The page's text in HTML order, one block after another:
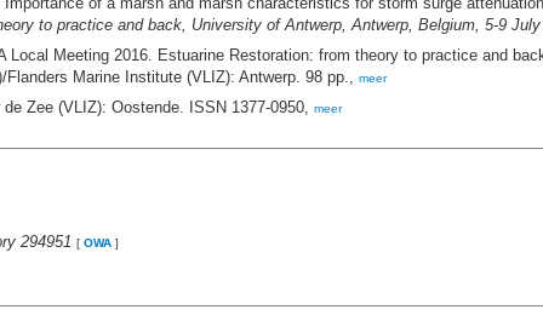
to practice and back, University of Antwerp, Antwerp, Belgium, 5-9
Local Meeting 2016. Estuarine Restoration: from theory to practice and
Marine Institute (VLIZ): Antwerp. 98 pp., meer
Zee (VLIZ): Oostende. ISSN 1377-0950, meer
294951 [ OWA ]